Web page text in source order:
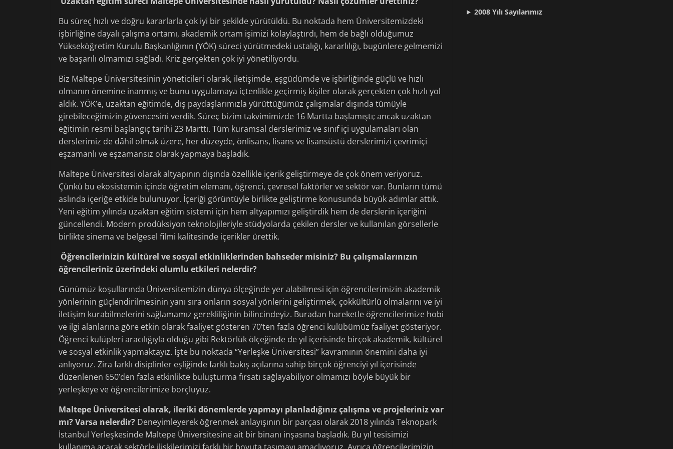
Bu süreç hızlı ve doğru kararlarla çok iyi bir şekilde yürütüldü. Bu noktada hem Üniversitemizdeki
işbirliğine dayalı çalışma ortamı, akademik ortam işimizi kolaylaştırdı, hem de bağlı olduğumuz
Yükseköğretim Kurulu Başkanlığının (YÖK) süreci yürütmedeki ustalığı, kararlılığı, bugünlere gelmemizi
ve başarılı olmamızı sağladı. Kriz gerçekten çok iyi yönetiliyordu.
Biz Maltepe Üniversitesinin yöneticileri olarak, iletişimde, eşgüdümde ve işbirliğinde güçlü ve hızlı
olmanın önemine inanmış ve bunu uygulamaya içtenlikle geçirmiş kişiler olarak gerçekten çok hızlı yol
aldık. YÖK’e, uzaktan eğitimde, dış paydaşlarımızla yürüttüğümüz çalışmalar dışında tümüyle
girebileceğimizin güvencesini verdik. Süreç bizim takvimimizde 16 Martta başlamıştı; ancak uzaktan
eğitimin resmi başlangıç tarihi 23 Marttı. Tüm kuramsal derslerimiz ve sınıf içi uygulamaları olan
derslerimiz de dâhil olmak üzere, her düzeyde, önlisans, lisans ve lisansüstü derslerimizi çevrimiçi
eşzamanlı ve eşzamansız olarak yapmaya başladık.
Maltepe Üniversitesi olarak altyapının dışında özellikle içerik geliştirmeye de çok önem veriyoruz.
Çünkü bu ekosistemin içinde öğretim elemanı, öğrenci, çevresel faktörler ve sektör var. Bunların tümü
aslında içeriğe etkide bulunuyor. İçeriği görüntüyle birlikte geliştirme konusunda büyük adımlar attık.
Yeni eğitim yılında uzaktan eğitim sistemi için hem altyapımızı geliştirdik hem de derslerin içeriğini
güncellendi. Modern prodüksiyon teknolojileriyle stüdyolarda çekilen dersler ve kullanılan görsellerle
birlikte sinema ve belgesel filmi kalitesinde içerikler ürettik.
Öğrencilerinizin kültürel ve sosyal etkinliklerinden bahseder misiniz? Bu çalışmalarınızın
öğrencileriniz üzerindeki olumlu etkileri nelerdir?
Günümüz koşullarında Üniversitemizin dünya ölçeğinde yer alabilmesi için öğrencilerimizin akademik
yönlerinin güçlendirilmesinin yanı sıra onların sosyal yönlerini geliştirmek, çokkültürlü olmalarını ve iyi
iletişim kurabilmelerini sağlamamız gerekliliğinin bilincindeyiz. Buradan hareketle öğrencilerimize hobi
ve ilgi alanlarına göre etkin olarak faaliyet gösteren 70’ten fazla öğrenci kulübümüz faaliyet gösteriyor.
Öğrenci kulüpleri aracılığıyla olduğu gibi Rektörlük ölçeğinde de yıl içerisinde birçok akademik, kültürel
ve sosyal etkinlik yapmaktayız. İşte bu noktada “Yerleşke Üniversitesi” kavramının önemini daha iyi
anlıyoruz. Zira farklı disiplinler eşliğinde farklı bakış açılarına sahip birçok öğrenciyi yıl içerisinde
düzenlenen 650’den fazla etkinlikte buluşturma fırsatı sağlayabiliyor olmamızı böyle büyük bir
yerleşkeye ve öğrencilerimize borçluyuz.
Maltepe Üniversitesi olarak, ileriki dönemlerde yapmayı planladığınız çalışma ve projeleriniz var
mı? Varsa nelerdir? Deneyimleyerek öğrenmek anlayışının bir parçası olarak 2018 yılında Teknopark
İstanbul Yerleşkesinde Maltepe Üniversitesine ait bir binanı inşasına başladık. Bu yıl tesisimizi
2008 Yılı Sayılarımız